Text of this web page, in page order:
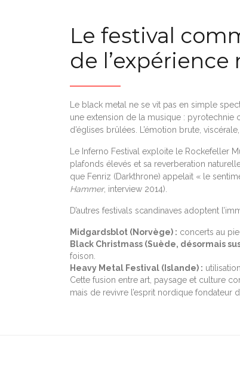
Le festival
de
Le black metal ne se vit pas en simple
une extension de la musique :
d’églises brûlées. L’émotion brute,
Le Inferno Festival exploite le Rockefeller
plafonds élevés et sa reverberation
que Fenriz (Darkthrone) appelait « le
Hammer, interview 2014).
D’autres festivals scandinaves adoptent
Midgardsblot (Norvège) : concerts au
Black Christmass (Suède, désormais
foison.
Heavy Metal Festival (Islande) :
Cette fusion entre art, paysage et culture
mais de revivre l’esprit nordique fondateur